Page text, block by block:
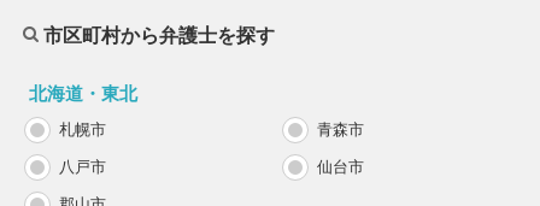
市区町村から弁護士を探す
北海道・東北
札幌市 青森市
八戸市 仙台市